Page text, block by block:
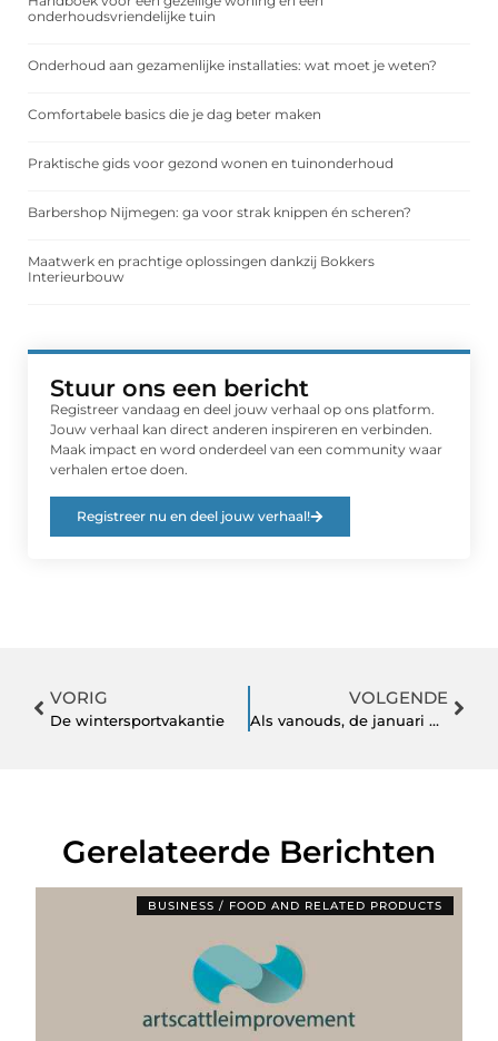
onderhoudsvriendelijke tuin
Onderhoud aan gezamenlijke installaties: wat moet je weten?
Comfortabele basics die je dag beter maken
Praktische gids voor gezond wonen en tuinonderhoud
Barbershop Nijmegen: ga voor strak knippen én scheren?
Maatwerk en prachtige oplossingen dankzij Bokkers
Interieurbouw
Stuur ons een bericht
Registreer vandaag en deel jouw verhaal op ons platform.
Jouw verhaal kan direct anderen inspireren en verbinden.
Maak impact en word onderdeel van een community waar
verhalen ertoe doen.
Registreer nu en deel jouw verhaal!
VORIG
De wintersportvakantie
VOLGENDE
Als vanouds, de januari health maand
Gerelateerde Berichten
BUSINESS / FOOD AND RELATED PRODUCTS